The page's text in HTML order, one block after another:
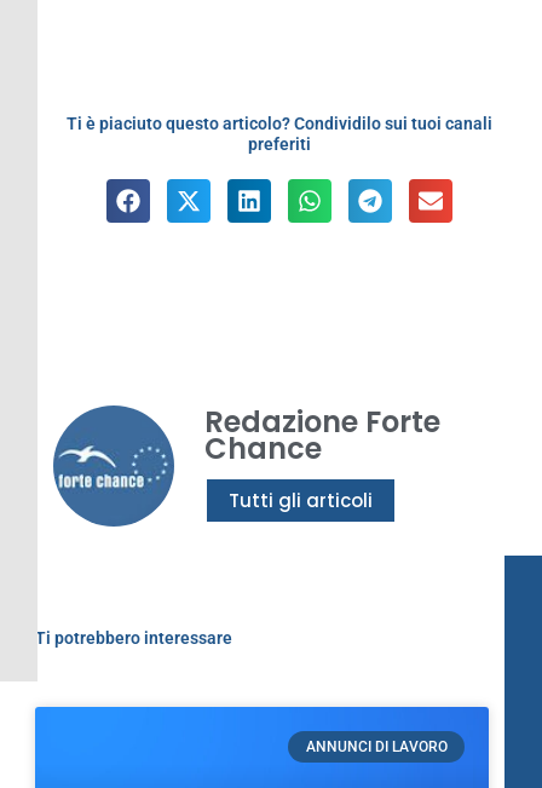
Ti è piaciuto questo articolo? Condividilo sui tuoi canali
preferiti
Redazione Forte
Chance
Tutti gli articoli
Ti potrebbero interessare
ANNUNCI DI LAVORO